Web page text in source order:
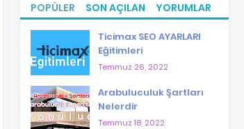
POPÜLER SON AÇILAN YORUMLAR
Ticimax SEO AYARLARI
Eğitimleri
Temmuz 26, 2022
Arabuluculuk Şartları
Nelerdir
Temmuz 18, 2022